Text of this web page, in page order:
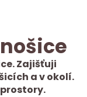
Zajišťuji
a v okolí.